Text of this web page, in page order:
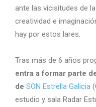
ante las vicisitudes de
creatividad e
hay por estos lares.
Tras más de 6 años
entra a formar parte
de SON Estrella Galicia
estudio y sala Radar